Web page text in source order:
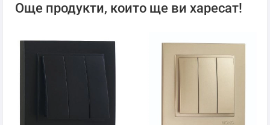
Още продукти, които ще ви харесат!